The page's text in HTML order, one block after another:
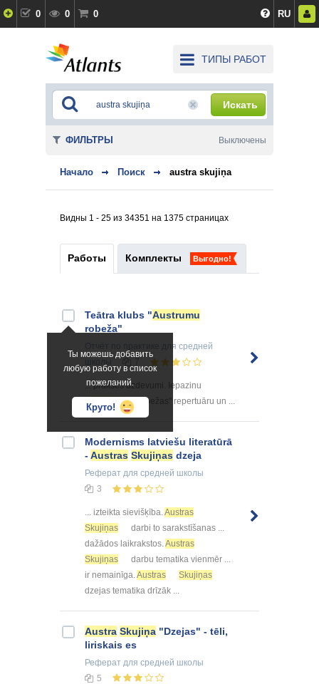
0 0 0 RU
ТИПЫ РАБОТ
Искать
Начало Поиск austra skujiņa
Видны 1 - 25 из 34351 на 1375 страницах
Работы Комплекты Выгодно!
Ты можешь добавить
любую работу в список
пожеланий.
Круто!
Teātra klubs "Austrumu
robeža"
для средней
... prakses uzdevumi. Iepazinu
"Austrumu robežas" repertuāru un ...
Modernisms latviešu literatūrā
-Austras Skujiņas dzeja
Реферат для средней школы
3
... izteikta sievišķība. Austras
Skujiņas
darbi to sarakstīšanas ...
dažādos laikrakstos. Austras
Skujiņas
darbu tematika vienmēr ...
ir nemainīga. Austras
Skujiņas
dzejas tematika drīzāk ...
Austra Skujiņa "Dzejas" - tēli,
liriskais es
Реферат для средней школы
5
ФИЛЬТРЫ Выключены